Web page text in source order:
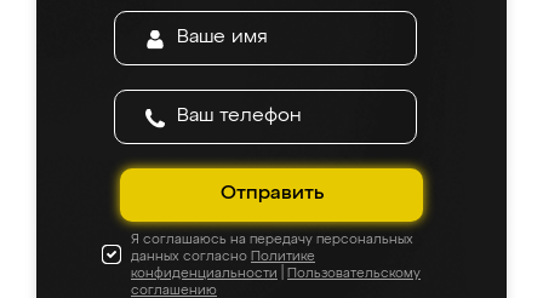
Отправить
Я соглашаюсь на передачу персональных
данных согласно Политике
конфиденциальности
Пользовательскому
соглашению